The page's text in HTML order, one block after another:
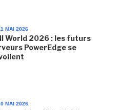
MAI 2026
World 2026 : les futurs
PowerEdge se
MAI 2026